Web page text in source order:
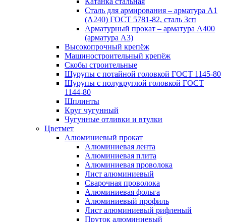
Сталь для армирования – арматура А1
(А240) ГОСТ 5781-82, сталь 3сп
Арматурный прокат – арматура А400
(арматура А3)
Высокопрочный крепёж
Машиностроительный крепёж
Скобы строительные
Шурупы с потайной головкой ГОСТ 1145-80
Шурупы с полукруглой головкой ГОСТ
1144-80
Шплинты
Круг чугунный
Чугунные отливки и втулки
Цветмет
Алюминиевый прокат
Алюминиевая лента
Алюминиевая плита
Алюминиевая проволока
Лист алюминиевый
Сварочная проволока
Алюминиевая фольга
Алюминиевый профиль
Лист алюминиевый рифленый
Пруток алюминиевый